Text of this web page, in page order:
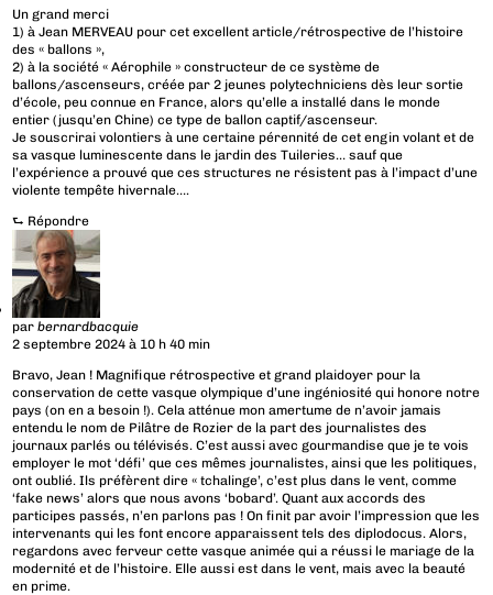
Un grand merci
1) à Jean MERVEAU pour cet excellent article/rétrospective de l’histoire
des « ballons »,
2) à la société « Aérophile » constructeur de ce système de
ballons/ascenseurs, créée par 2 jeunes polytechniciens dès leur sortie
d’école, peu connue en France, alors qu’elle a installé dans le monde
entier (jusqu’en Chine) ce type de ballon captif/ascenseur.
Je souscrirai volontiers à une certaine pérennité de cet engin volant et de
sa vasque luminescente dans le jardin des Tuileries… sauf que
l’expérience a prouvé que ces structures ne résistent pas à l’impact d’une
violente tempête hivernale….
⮑ Répondre
parbernardbacquie
2 septembre 2024 à 10 h 40 min
Bravo, Jean ! Magnifique rétrospective et grand plaidoyer pour la
conservation de cette vasque olympique d’une ingéniosité qui honore notre
pays (on en a besoin !). Cela atténue mon amertume de n’avoir jamais
entendu le nom de Pilâtre de Rozier de la part des journalistes des
journaux parlés ou télévisés. C’est aussi avec gourmandise que je te vois
employer le mot ‘défi’ que ces mêmes journalistes, ainsi que les politiques,
ont oublié. Ils préfèrent dire « tchalinge’, c’est plus dans le vent, comme
‘fake news’ alors que nous avons ‘bobard’. Quant aux accords des
participes passés, n’en parlons pas ! On finit par avoir l’impression que les
intervenants qui les font encore apparaissent tels des diplodocus. Alors,
regardons avec ferveur cette vasque animée qui a réussi le mariage de la
modernité et de l’histoire. Elle aussi est dans le vent, mais avec la beauté
en prime.